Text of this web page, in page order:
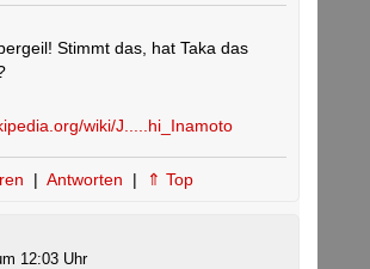
Stimmt das, hat Taka das
wiki/J.....hi_Inamoto
| Antworten | ⇑ Top
12:03 Uhr